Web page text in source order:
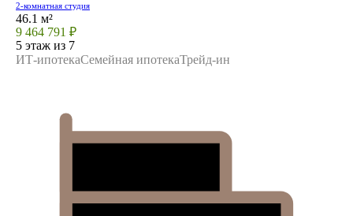
2-комнатная студия
46.1 м²
9 464 791 ₽
5 этаж из 7
ИТ-ипотекаСемейная ипотекаТрейд-ин